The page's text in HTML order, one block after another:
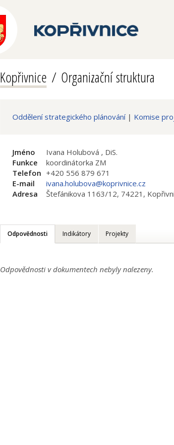
Kopřivnice Organizační struktura
Oddělení strategického plánování| Komise
Jméno
Ivana Holubová , DiS.
Funkce
koordinátorka ZM
Telefon +420 556 879 671
E-mail
ivana.holubova@koprivnice.cz
Adresa
Štefánikova 1163/12, 74221,
Odpovědnosti Indikátory Projekty
Odpovědnosti v dokumentech nebyly nalezeny.